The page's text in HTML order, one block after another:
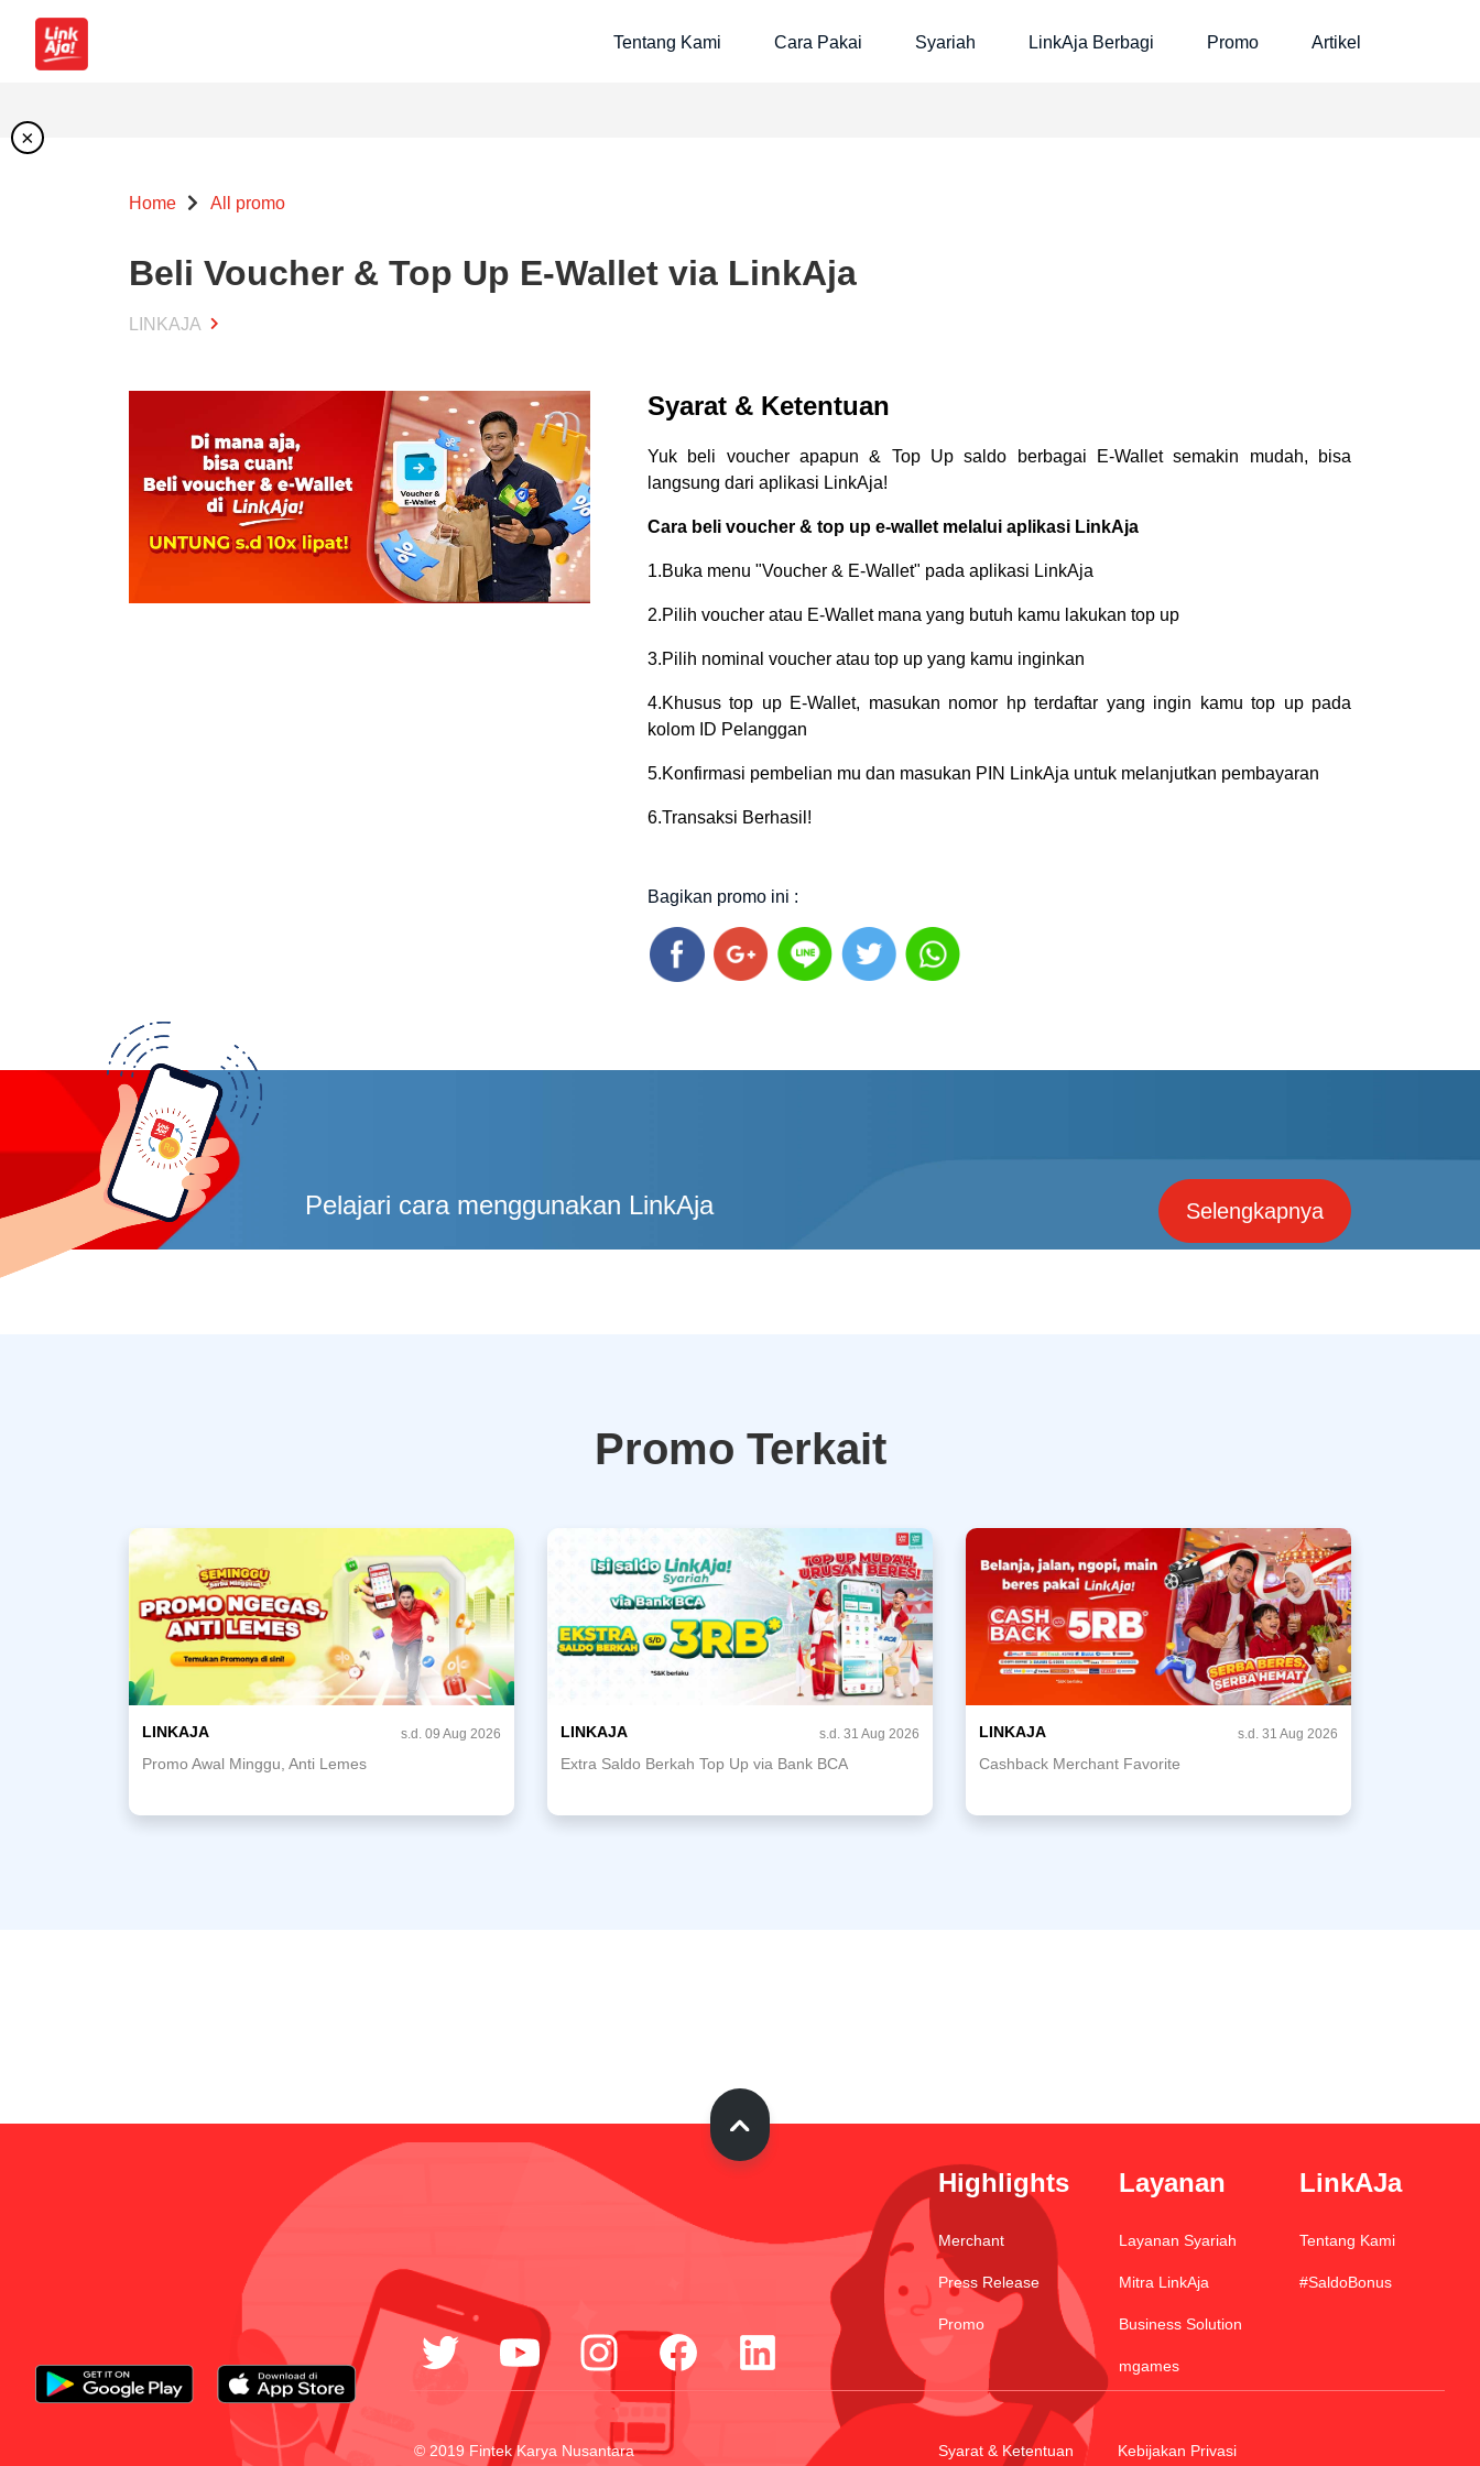
Tentang Kami Cara Pakai Syariah LinkAja Berbagi Promo Artikel
Home All promo
Beli Voucher & Top Up E-Wallet via LinkAja
LINKAJA
Syarat & Ketentuan
Yuk beli voucher apapun & Top Up saldo berbagai E-Wallet semakin mudah, bisa
langsung dari aplikasi LinkAja!
Cara beli voucher & top up e-wallet melalui aplikasi LinkAja
1.Buka menu "Voucher & E-Wallet" pada aplikasi LinkAja
2.Pilih voucher atau E-Wallet mana yang butuh kamu lakukan top up
3.Pilih nominal voucher atau top up yang kamu inginkan
4.Khusus top up E-Wallet, masukan nomor hp terdaftar yang ingin kamu top up pada
kolom ID Pelanggan
5.Konfirmasi pembelian mu dan masukan PIN LinkAja untuk melanjutkan pembayaran
6.Transaksi Berhasil!
Bagikan promo ini :
Pelajari cara menggunakan LinkAja Selengkapnya
Promo Terkait
LINKAJA s.d. 09 Aug 2026
Promo Awal Minggu, Anti Lemes
LINKAJA s.d. 31 Aug 2026
Extra Saldo Berkah Top Up via Bank BCA
LINKAJA s.d. 31 Aug 2026
Cashback Merchant Favorite
Highlights
Merchant
Press Release
Promo
Layanan
Layanan Syariah
Mitra LinkAja
Business Solution
mgames
LinkAJa
Tentang Kami
#SaldoBonus
Syarat & Ketentuan Kebijakan Privasi
© 2019 Fintek Karya Nusantara
×